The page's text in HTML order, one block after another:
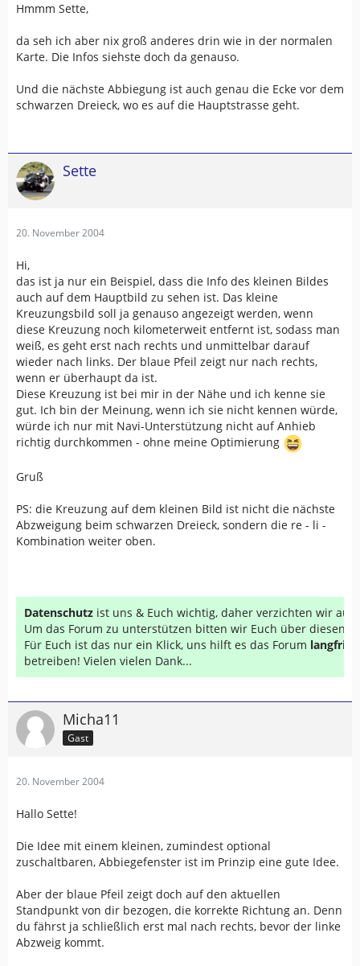
Hmmm Sette,
da seh ich aber nix groß anderes drin wie in der normalen
Karte. Die Infos siehste doch da genauso.
Und die nächste Abbiegung ist auch genau die Ecke vor dem
schwarzen Dreieck, wo es auf die Hauptstrasse geht.
Sette
20. November 2004
Hi,
das ist ja nur ein Beispiel, dass die Info des kleinen Bildes
auch auf dem Hauptbild zu sehen ist. Das kleine
Kreuzungsbild soll ja genauso angezeigt werden, wenn
diese Kreuzung noch kilometerweit entfernt ist, sodass man
weiß, es geht erst nach rechts und unmittelbar darauf
wieder nach links. Der blaue Pfeil zeigt nur nach rechts,
wenn er überhaupt da ist.
Diese Kreuzung ist bei mir in der Nähe und ich kenne sie
gut. Ich bin der Meinung, wenn ich sie nicht kennen würde,
würde ich nur mit Navi-Unterstützung nicht auf Anhieb
richtig durchkommen - ohne meine Optimierung
Gruß
PS: die Kreuzung auf dem kleinen Bild ist nicht die nächste
Abzweigung beim schwarzen Dreieck, sondern die re - li -
Kombination weiter oben.
Datenschutz ist uns & Euch wichtig, daher verzichten wir auf
Um das Forum zu unterstützen bitten wir Euch über diesen
Für Euch ist das nur ein Klick, uns hilft es das Forum
betreiben! Vielen vielen Dank...
Micha11
Gast
20. November 2004
Hallo Sette!
Die Idee mit einem kleinen, zumindest optional
zuschaltbaren, Abbiegefenster ist im Prinzip eine gute Idee.
Aber der blaue Pfeil zeigt doch auf den aktuellen
Standpunkt von dir bezogen, die korrekte Richtung an. Denn
du fährst ja schließlich erst mal nach rechts, bevor der linke
Abzweig kommt.